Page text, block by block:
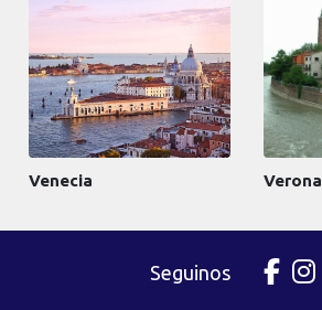
Venecia Verona
Seguinos